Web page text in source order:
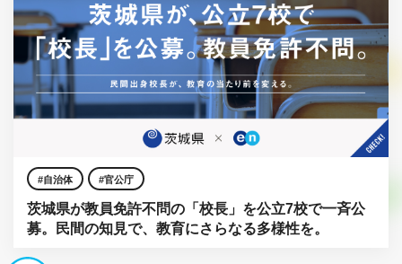
自治体 官公庁
茨城県が教員免許不問の「校長」を公立7校で一斉公
募。民間の知見で、教育にさらなる多様性を。